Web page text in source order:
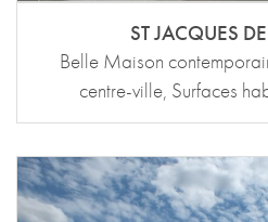
ST JACQUES
Belle Maison
centre-ville, Surfaces